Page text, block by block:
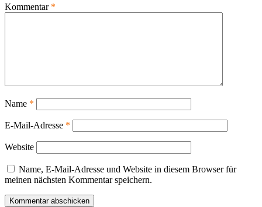
Kommentar *
Name *
E-Mail-Adresse *
Website
Name, E-Mail-Adresse und Website in diesem Browser für
meinen nächsten Kommentar speichern.